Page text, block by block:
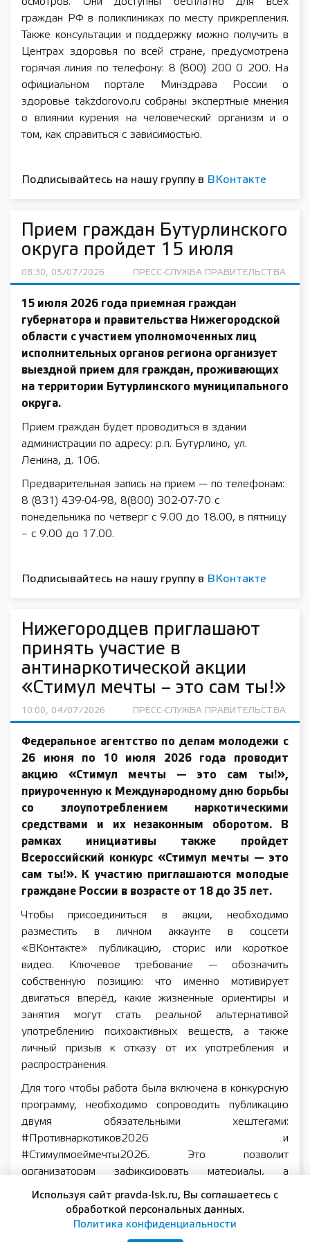
граждан РФ в поликлиниках по месту прикрепления.
Также консультации и поддержку можно получить в
Центрах здоровья по всей стране, предусмотрена
горячая линия по телефону: 8 (800) 200 0 200. На
официальном портале Минздрава России о
здоровье takzdorovo.ru собраны экспертные мнения
о влиянии курения на человеческий организм и о
том, как справиться с зависимостью.
Подписывайтесь на нашу группу в ВКонтакте
Прием граждан Бутурлинского
округа пройдет 15 июля
08:30, 05/07/2026 ПРЕСС-СЛУЖБА ПРАВИТЕЛЬСТВА
15 июля 2026 года приемная граждан
губернатора и правительства Нижегородской
области с участием уполномоченных лиц
исполнительных органов региона организует
выездной прием для граждан, проживающих
на территории Бутурлинского муниципального
округа.
Прием граждан будет проводиться в здании
администрации по адресу: р.п. Бутурлино, ул.
Ленина, д. 106.
Предварительная запись на прием — по телефонам:
8 (831) 439-04-98, 8(800) 302-07-70 с
понедельника по четверг с 9.00 до 18.00, в пятницу
– с 9.00 до 17.00.
Подписывайтесь на нашу группу в ВКонтакте
Нижегородцев приглашают
принять участие в
антинаркотической акции
«Стимул мечты – это сам ты!»
10:00, 04/07/2026 ПРЕСС-СЛУЖБА ПРАВИТЕЛЬСТВА
Федеральное агентство по делам молодежи с
26 июня по 10 июля 2026 года проводит
акцию «Стимул мечты — это сам ты!»,
приуроченную к Международному дню борьбы
со злоупотреблением наркотическими
средствами и их незаконным оборотом. В
рамках инициативы также пройдет
Всероссийский конкурс «Стимул мечты — это
сам ты!». К участию приглашаются молодые
граждане России в возрасте от 18 до 35 лет.
Чтобы присоединиться в акции, необходимо
разместить в личном аккаунте в соцсети
«ВКонтакте» публикацию, сторис или короткое
видео. Ключевое требование — обозначить
собственную позицию: что именно мотивирует
двигаться вперёд, какие жизненные ориентиры и
занятия могут стать реальной альтернативой
употреблению психоактивных веществ, а также
личный призыв к отказу от их употребления и
распространения.
Для того чтобы работа была включена в конкурсную
программу, необходимо сопроводить публикацию
двумя обязательными хештегами:
#Противнаркотиков2026 и
#Стимулмоеймечты2026. Это позволит
организаторам зафиксировать материалы, а
аудитории — легче находить истории участников и
их личные высказывания о выборе в пользу
здорового образа жизни и осознанных решений.
Используя сайт pravda-lsk.ru, Вы соглашаетесь с
обработкой персональных данных.
Политика конфиденциальности